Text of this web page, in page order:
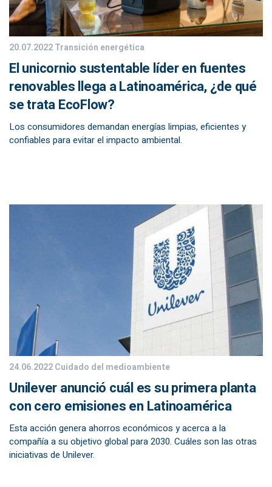
20.07.2022Transición energética
El unicornio sustentable líder en fuentes
renovables llega a Latinoamérica, ¿de qué
se trata EcoFlow?
Los consumidores demandan energías limpias, eficientes y
confiables para evitar el impacto ambiental.
24.06.2022Cuidado del medioambiente
Unilever anunció cuál es su primera planta
con cero emisiones en Latinoamérica
Esta acción genera ahorros económicos y acerca a la
compañía a su objetivo global para 2030. Cuáles son las otras
iniciativas de Unilever.